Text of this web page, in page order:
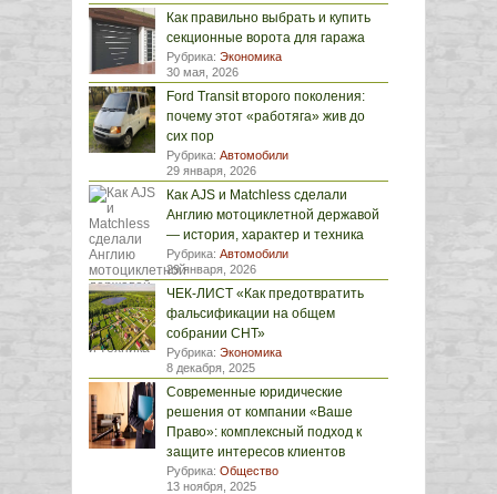
Как правильно выбрать и купить
секционные ворота для гаража
Рубрика: Экономика
30 мая, 2026
Ford Transit второго поколения:
почему этот «работяга» жив до
сих пор
Рубрика: Автомобили
29 января, 2026
Как AJS и Matchless сделали
Англию мотоциклетной державой
— история, характер и техника
Рубрика: Автомобили
29 января, 2026
ЧЕК-ЛИСТ «Как предотвратить
фальсификации на общем
собрании СНТ»
Рубрика: Экономика
8 декабря, 2025
Современные юридические
решения от компании «Ваше
Право»: комплексный подход к
защите интересов клиентов
Рубрика: Общество
13 ноября, 2025